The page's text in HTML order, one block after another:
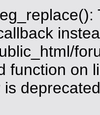
function on